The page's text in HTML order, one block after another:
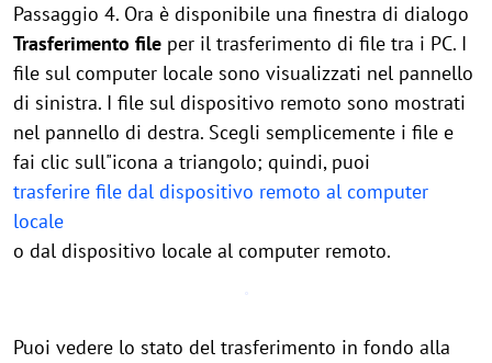
Passaggio 4. Ora è disponibile una finestra di dialogo
Trasferimento file per il trasferimento di file tra i PC. I
file sul computer locale sono visualizzati nel pannello
di sinistra. I file sul dispositivo remoto sono mostrati
nel pannello di destra. Scegli semplicemente i file e
fai clic sull"icona a triangolo; quindi, puoi
trasferire file dal dispositivo remoto al computer
locale
o dal dispositivo locale al computer remoto.
Puoi vedere lo stato del trasferimento in fondo alla